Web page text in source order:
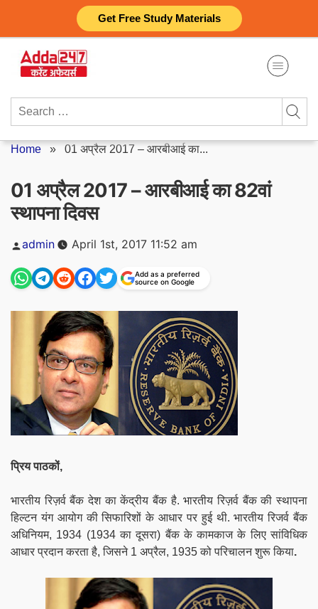
Get Free Study Materials
content
Search
Home » 01 अप्रैल 2017 – आरबीआई का...
01 अप्रैल 2017 – आरबीआई का 82वां
स्थापना दिवस
Posted
by
admin April 1st, 2017 11:52 am
Add as a preferred
source on Google
प्रिय पाठकों,
भारतीय रिज़र्व बैंक देश का केंद्रीय बैंक है.भारतीय रिज़र्व बैंक की स्थापना
हिल्टन यंग आयोग की सिफारिशों के आधार पर हुई थी.भारतीय रिजर्व बैंक
अधिनियम, 1934 (1934 का दूसरा) बैंक के कामकाज के लिए सांविधिक
आधार प्रदान करता है, जिसने 1 अप्रैल, 1935 को परिचालन शुरू किया.